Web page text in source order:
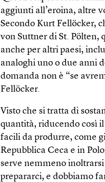
aggiunti all’eroina, altre
Secondo Kurt Fellöcker,
von Suttner di St. Pölten,
anche per altri paesi,
analoghi uno o due anni
domanda non è “se
Fellöcker.
Visto che si tratta di
quantità, riducendo così
facili da produrre, come
Repubblica Ceca e in
serve nemmeno
prepararci, e dobbiamo